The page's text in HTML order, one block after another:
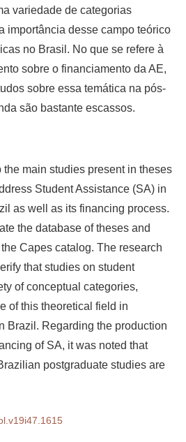
variedade de categorias
importância desse campo teórico
no Brasil. No que se refere à
sobre o financiamento da AE,
sobre essa temática na pós-
são bastante escassos.
main studies present in theses
Student Assistance (SA) in
as well as its financing process.
the database of theses and
Capes catalog. The research
that studies on student
of conceptual categories,
of this theoretical field in
Brazil. Regarding the production
of SA, it was noted that
postgraduate studies are